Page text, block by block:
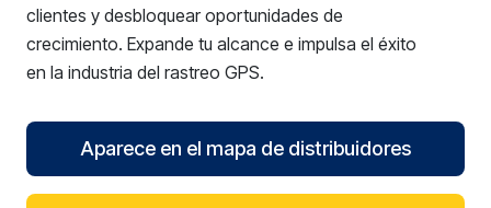
clientes y desbloquear oportunidades de
crecimiento. Expande tu alcance e impulsa el éxito
en la industria del rastreo GPS.
Aparece en el mapa de distribuidores